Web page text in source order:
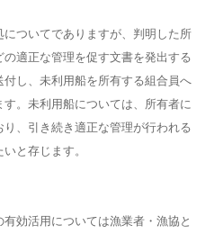
についてでありますが、判明した所
適正な管理を促す文書を発出する
し、未利用船を所有する組合員へ
。未利用船については、所有者に
、引き続き適正な管理が行われる
と存じます。
有効活用については漁業者・漁協と